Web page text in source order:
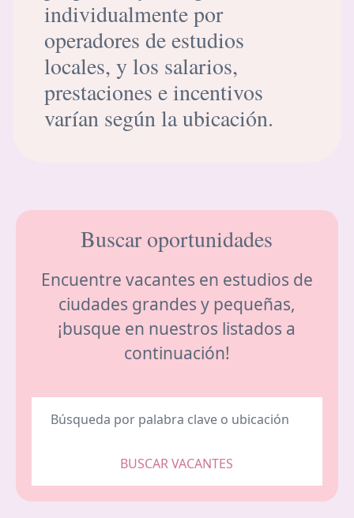
individualmente por
operadores de estudios
locales, y los salarios,
prestaciones e incentivos
varían según la ubicación.
Buscar oportunidades
Encuentre vacantes en estudios de
ciudades grandes y pequeñas,
¡busque en nuestros listados a
continuación!
BUSCAR VACANTES